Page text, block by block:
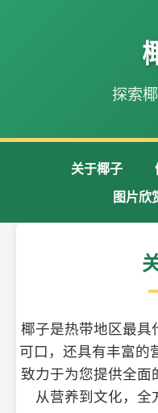
探索
关于椰子
图片欣
椰子是热带地区最具
可口，还具有丰富的
致力于为您提供全面
从营养到文化，全